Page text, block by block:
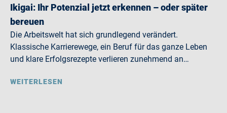
Ikigai: Ihr Potenzial jetzt erkennen – oder später
bereuen
Die Arbeitswelt hat sich grundlegend verändert.
Klassische Karrierewege, ein Beruf für das ganze Leben
und klare Erfolgsrezepte verlieren zunehmend an…
WEITERLESEN